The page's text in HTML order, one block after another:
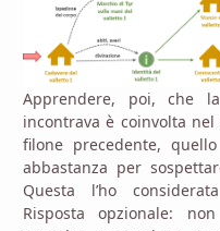
Apprendere, poi, che
incontrava è coinvolta
filone precedente,
abbastanza per
Questa l’ho
Risposta opzionale: